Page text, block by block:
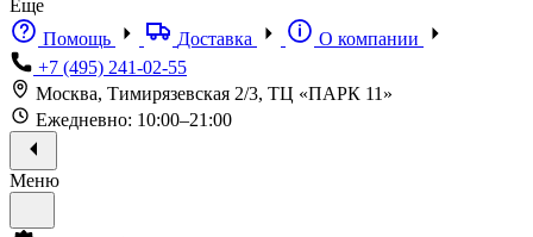
Еще
Помощь
Доставка
О компании
+7 (495) 241-02-55
Москва, Тимирязевская 2/3, ТЦ «ПАРК 11»
Ежедневно: 10:00–21:00
Меню